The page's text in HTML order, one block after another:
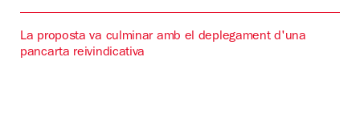
La proposta va culminar amb el deplegament d'una
pancarta reivindicativa